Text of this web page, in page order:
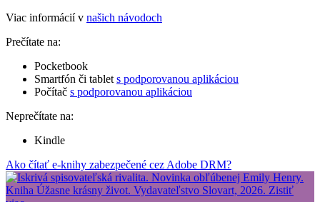
Viac informácií v našich návodoch
Prečítate na:
Pocketbook
Smartfón či tablet s podporovanou aplikáciou
Počítač s podporovanou aplikáciou
Neprečítate na:
Kindle
Ako čítať e-knihy zabezpečené cez Adobe DRM?